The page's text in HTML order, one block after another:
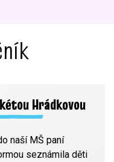
Hrádkovou
naší MŠ paní
seznámila děti